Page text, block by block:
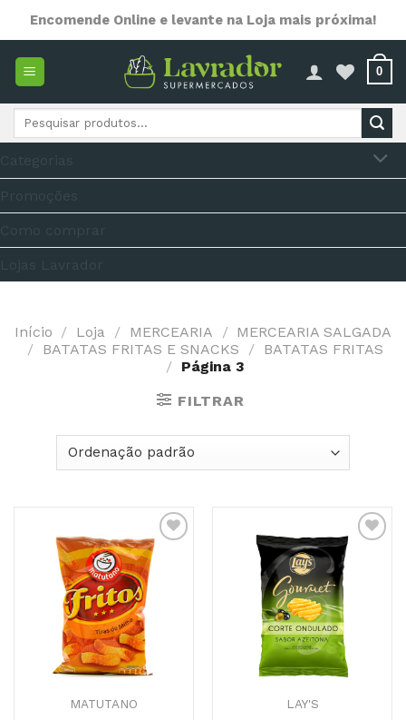
content
Encomende Online e levante na Loja mais próxima!
0
Pesquisar
Início / Loja / MERCEARIA / MERCEARIA SALGADA
/ BATATAS FRITAS E SNACKS / BATATAS FRITAS
/ Página 3
FILTRAR
Adicionar
aos
Favoritos
MATUTANO
Adicionar
Favoritos
LAY'S